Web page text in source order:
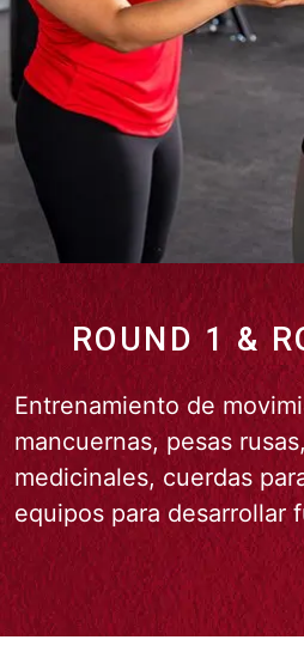
ROUND 1 &
Entrenamiento de
mancuernas, pesas
medicinales, cuerdas
equipos para desarrollar